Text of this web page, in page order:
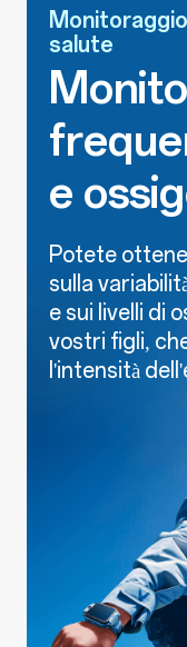
salute
e
Potete
sulla
e sui livelli di
vostri figli,
l'intensità